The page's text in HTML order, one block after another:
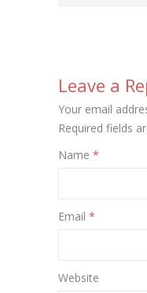
Leave a
Your email
Required fields
Name *
Email *
Website